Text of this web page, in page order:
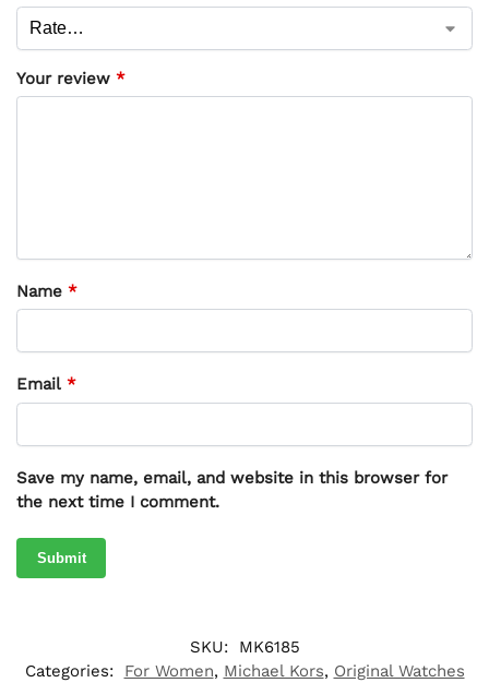
Your review *
Name *
Email *
Save my name, email, and website in this browser for
the next time I comment.
SKU:
MK6185
Categories:
For Women, Michael Kors, Original Watches